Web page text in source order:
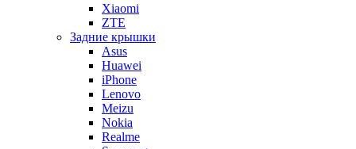
Xiaomi
ZTE
Задние крышки
Asus
Huawei
iPhone
Lenovo
Meizu
Nokia
Realme